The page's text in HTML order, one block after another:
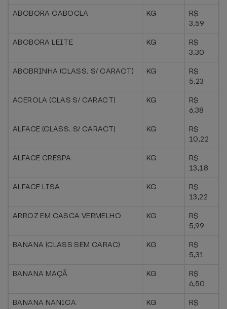
ABOBORA CABOCLA
KG
R$
3,59
ABOBORA LEITE
KG
R$
3,30
ABOBRINHA (CLASS. S/ CARACT)
KG
R$
5,23
ACEROLA (CLAS S/ CARACT)
KG
R$
6,38
ALFACE (CLASS. S/ CARACT)
KG
R$
10,22
ALFACE CRESPA
KG
R$
13,18
ALFACE LISA
KG
R$
13,22
ARROZ EM CASCA VERMELHO
KG
R$
5,99
BANANA (CLASS SEM CARAC)
KG
R$
5,31
BANANA MAÇÃ
KG
R$
6,50
BANANA NANICA
KG
R$